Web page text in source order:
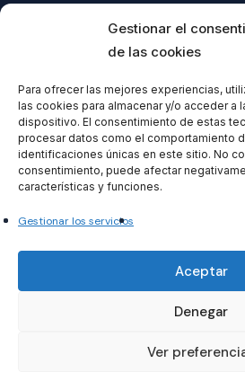
Gestionar el
de las cookies
Para ofrecer las mejores experiencias,
las cookies para almacenar y/o acceder a
dispositivo. El consentimiento de estas
procesar datos como el comportamiento
identificaciones únicas en este sitio. No
consentimiento, puede afectar
características y funciones.
Gestionar los servicios
Aceptar
Denegar
Ver
Todos nuestros
incluido el IVA en su